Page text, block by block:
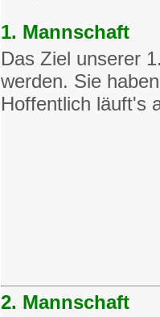
1. Mannschaft
Das Ziel unserer
werden. Sie
Hoffentlich läuft's
2. Mannschaft